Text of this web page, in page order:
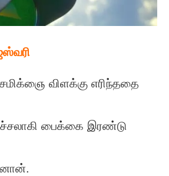
சமிக்ஞை விளக்கு எரிந்ததை
பைக்கை இரண்டு